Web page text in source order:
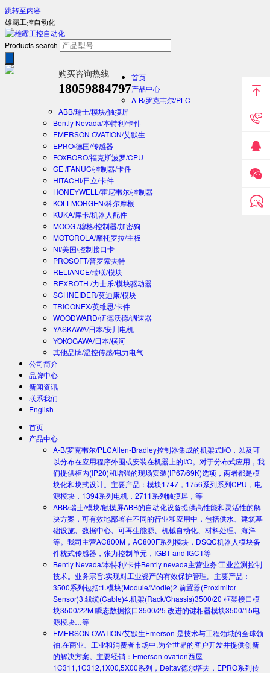
跳转至内容
雄霸工控自动化
Products search
购买咨询热线
18059884797
首页
产品中心
A-B/罗克韦尔/PLC
ABB/瑞士/模块/触摸屏
Bently Nevada/本特利/卡件
EMERSON OVATION/艾默生
EPRO/德国/传感器
FOXBORO/福克斯波罗/CPU
GE /FANUC/控制器/卡件
HITACHI/日立/卡件
HONEYWELL/霍尼韦尔/控制器
KOLLMORGEN/科尔摩根
KUKA/库卡/机器人配件
MOOG /穆格/控制器/加密狗
MOTOROLA/摩托罗拉/主板
NI/美国/控制接口卡
PROSOFT/普罗索夫特
RELIANCE/瑞联/模块
REXROTH /力士乐/模块驱动器
SCHNEIDER/莫迪康/模块
TRICONEX/英维思/卡件
WOODWARD/伍德沃德/调速器
YASKAWA/日本/安川电机
YOKOGAWA/日本/横河
其他品牌/温控传感/电力电气
公司简介
品牌中心
新闻资讯
联系我们
English
首页
产品中心
A-B/罗克韦尔/PLCAllen-Bradley控制器集成的机架式I/O，以及可
以分布在应用程序外围或安装在机器上的I/O。对于分布式应用，我
们提供柜内(IP20)和增强的现场安装(IP67/69K)选项，两者都是模
块化和块式设计。主要产品：模块1747，1756系列系列CPU，电
源模块，1394系列电机，2711系列触摸屏，等
ABB/瑞士/模块/触摸屏ABB的自动化设备提供高性能和灵活性的解
决方案，可有效地部署在不同的行业和应用中，包括供水、建筑基
础设施、数据中心、可再生能源、机械自动化、材料处理、海洋
等。我司主营AC800M，AC800F系列模块，DSQC机器人模块备
件枕式传感器，张力控制单元，IGBT and IGCT等
Bently Nevada/本特利/卡件Bently nevada主营业务:工业监测控制
技术。业务宗旨:实现对工业资产的有效保护管理。主要产品：
3500系列包括:1.模块(Module/Modle)2.前置器(Proximitor
Sensor)3.线缆(Cable)4.机架(Rack/Chassis)3500/20 框架接口模
块3500/22M 瞬态数据接口3500/25 改进的键相器模块3500/15电
源模块…等
EMERSON OVATION/艾默生Emerson 是技术与工程领域的全球领
袖,在商业、工业和消费者市场中,为全世界的客户开发并提供创新
的解决方案。主要经销：Emerson ovation西屋
1C311,1C312,1X00,5X00系列，Deltav德尔塔夫，EPRO系列传